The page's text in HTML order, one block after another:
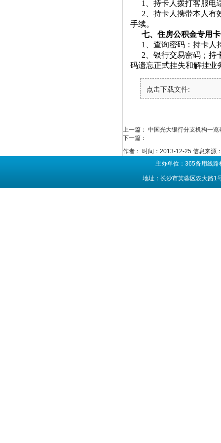
1
、持卡人拨打客服电
2 、持卡人携带本人
手续。
七、住房公积金专用
1
、查询密码：持卡
2 、银行交易密码；
码遗忘正式挂失和解挂业
点击下载文件:
上一篇： 中国光大银行分支机构一览
下一篇：
作者：
时间：2013-12-25 信息来源
主办单位：365备用线
地址：长沙市芙蓉区农大路